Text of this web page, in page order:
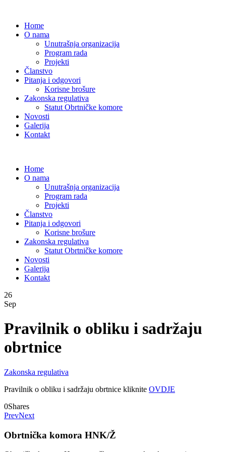
Home
O nama
Unutrašnja organizacija
Program rada
Projekti
Članstvo
Pitanja i odgovori
Korisne brošure
Zakonska regulativa
Statut Obrtničke komore
Novosti
Galerija
Kontakt
Home
O nama
Unutrašnja organizacija
Program rada
Projekti
Članstvo
Pitanja i odgovori
Korisne brošure
Zakonska regulativa
Statut Obrtničke komore
Novosti
Galerija
Kontakt
26
Sep
Pravilnik o obliku i sadržaju
obrtnice
Zakonska regulativa
Pravilnik o obliku i sadržaju obrtnice kliknite OVDJE
0Shares
PrevNext
Obrtnička komora HNK/Ž